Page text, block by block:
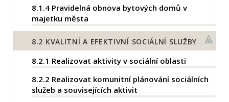
8.1.4 Pravidelná obnova bytových domů v
majetku města
8.2 KVALITNÍ A EFEKTIVNÍ SOCIÁLNÍ SLUŽBY
8.2.1 Realizovat aktivity v sociální oblasti
8.2.2 Realizovat komunitní plánování sociálních
služeb a souvisejících aktivit